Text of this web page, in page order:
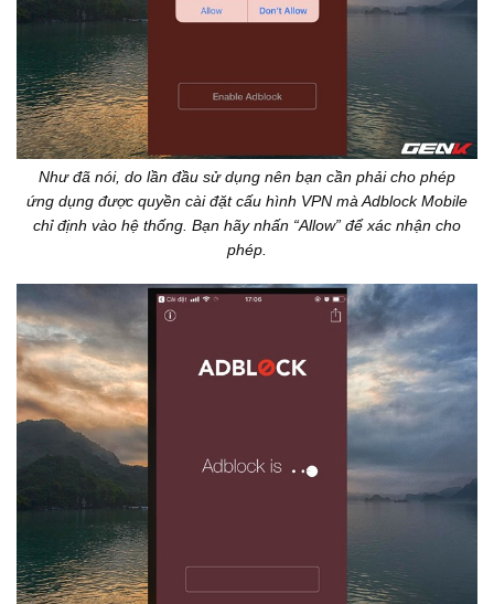
Như đã nói, do lần đầu sử dụng nên bạn cần phải cho phép
ứng dụng được quyền cài đặt cấu hình VPN mà Adblock Mobile
chỉ định vào hệ thống. Bạn hãy nhấn “Allow” để xác nhận cho
phép.